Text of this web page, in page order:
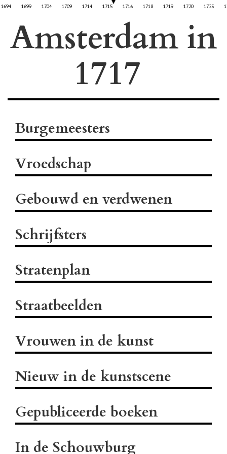
1694 1699 1704 1709 1714 1715 1716 1718 1719 1720 1725
Amsterdam in
Burgemeesters
Vroedschap
Gebouwd en verdwenen
Schrijfsters
Stratenplan
Straatbeelden
Vrouwen in de kunst
Nieuw in de kunstscene
Gepubliceerde boeken
In de Schouwburg